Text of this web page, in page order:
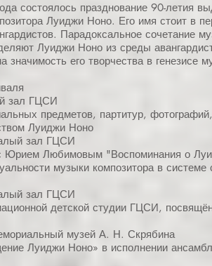
состоялось празднование 90-летия
Луиджи Ноно. Его имя стоит в
Парадоксальное сочетание
Луиджи Ноно из среды
значимость его творчества в генезисе
зал ГЦСИ
предметов, партитур,
Луиджи Ноно
зал ГЦСИ
Юрием Любимовым "Воспоминания о
музыки композитора в системе
зал ГЦСИ
детской студии ГЦСИ,
музей А. Н. Скрябина
Луиджи Ноно» в исполнении